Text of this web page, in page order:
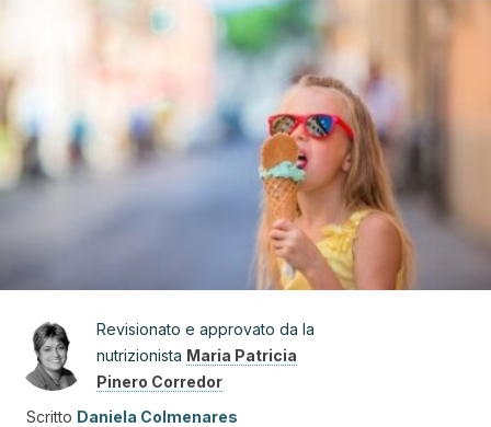
Revisionato e approvato da la
nutrizionista Maria Patricia
Pinero Corredor
Scritto Daniela Colmenares